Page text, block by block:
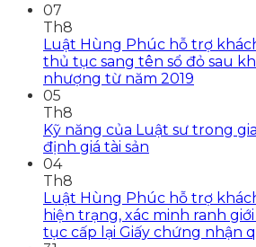
07
Th8
Luật Hùng Phúc hỗ trợ
thủ tục sang tên sổ đỏ sau
nhượng từ năm 2019
05
Th8
Kỹ năng của Luật sư trong
định giá tài sản
04
Th8
Luật Hùng Phúc hỗ trợ
hiện trạng, xác minh ranh
tục cấp lại Giấy chứng nhận